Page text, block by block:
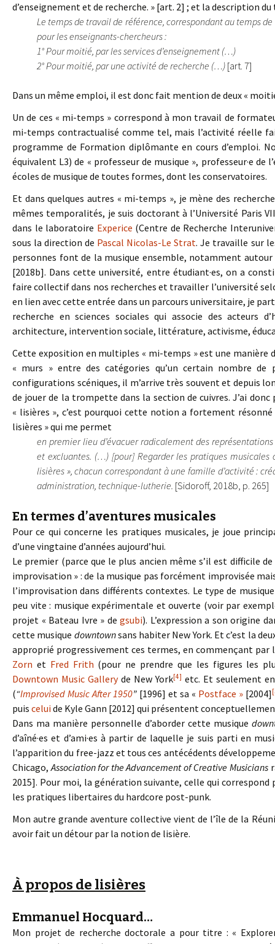
d’enseignement et de recherche. » [art. 2] ; et la description
Le temps de travail de référence, correspondant au temps
pour les enseignants-chercheurs :
1° Pour moitié, par les services d’enseignement (…)
2° Pour moitié, par une activité de recherche (…) [art. 7]
Dans un même emploi, il est donc fait mention de deux «
Un de ces « mi-temps » correspond à mon travail de
mi-temps contractualisé comme tel, mais l’activité réelle
programme de Formation diplômante en cours d’emploi.
équivalent L3) de « professeur de musique », professeur·e
écoles de musique de toutes formes, dont les conservatoires.
Et dans quelques autres « mi-temps », je mène des
mêmes temporalités, je suis doctorant à l’Université Paris
dans le laboratoire Experice (Centre de Recherche
sous la direction de Pascal Nicolas-Le Strat. Je travaille sur
personnes font de la musique ensemble, notamment
[2018b]. Dans cette université, entre étudiant·es, on a
faire collectif dans nos recherches et travailler l’université
en lien avec cette entrée dans un parcours universitaire, je
recherche en sciences sociales qui associe des acteurs
architecture, intervention sociale, littérature, activisme,
Cette exposition en multiples « mi-temps » est une manière
« murs » entre des catégories qu’un certain nombre de
configurations scéniques, il m’arrive très souvent et depuis
de jouer de la trompette dans la section de cuivres. J’ai
« lisières », c’est pourquoi cette notion a fortement
lisières » qui me permet
en premier lieu d’évacuer radicalement des
et excluantes. (…) [pour] Regarder les pratiques
lisières », chacun correspondant à une famille d’activité :
administration, technique-lutherie. [Sidoroff, 2018b, p. 265]
En termes d’aventures musicales
Pour ce qui concerne les pratiques musicales, je joue
d’une vingtaine d’années aujourd’hui.
Le premier (parce que le plus ancien même s’il est difficile
improvisation » : de la musique pas forcément improvisée
l’improvisation dans différents contextes. Le type de
peu vite : musique expérimentale et ouverte (voir par
projet « Bateau Ivre » degsubi). L’expression a son origine
cette musique downtownsans habiter New York. Et c’est la
approprié progressivement ces termes, en commençant par
Zorn et Fred Frith (pour ne prendre que les figures les
Downtown Music Galleryde New York[4] etc. Et seulement
(“Improvised Music After 1950” [1996] et sa « Postface » [2004]
puis celuide Kyle Gann [2012] qui présentent
Dans ma manière personnelle d’aborder cette musique
d’aîné·es et d’ami·es à partir de laquelle je suis parti en
l’apparition du free-jazz et tous ces antécédents
Chicago,Association for the Advancement of Creative Musicians
2015]. Pour moi, la génération suivante, celle qui
les pratiques libertaires du hardcore post-punk.
Mon autre grande aventure collective vient de l’île de la
avoir fait un détour par la notion de lisière.
À propos de lisières
Emmanuel Hocquard…
Mon projet de recherche doctorale a pour titre : «